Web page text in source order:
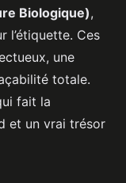
Biologique),
l’étiquette. Ces
une
totale.
fait la
et un vrai trésor